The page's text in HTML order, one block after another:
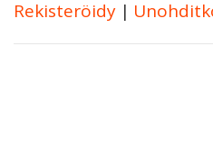
Rekisteröidy |